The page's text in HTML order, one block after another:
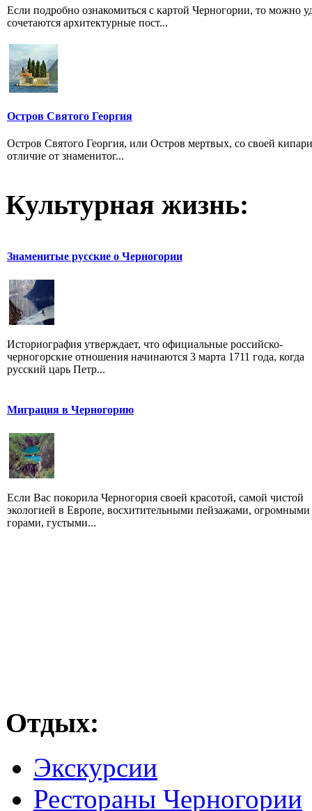
Если подробно ознакомиться с картой Черногории, то можно
сочетаются архитектурные пост...
Остров Святого Георгия
Остров Святого Георгия, или Остров мертвых, со своей
отличие от знаменитог...
Культурная жизнь:
Знаменитые русские о Черногории
Историография утверждает, что официальные российско-
черногорские отношения начинаются 3 марта 1711 года, когда
русский царь Петр...
Миграция в Черногорию
Если Вас покорила Черногория своей красотой, самой чистой
экологией в Европе, восхитительными пейзажами, огромными
горами, густыми...
Отдых:
Экскурсии
Рестораны Черногории